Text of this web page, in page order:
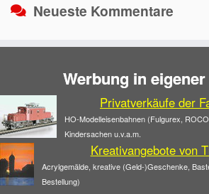
Neueste Kommentare
Werbung in
Privatverkäufe der
HO-Modelleisenbahnen (Fulgurex,
Kindersachen u.v.a.m.
Kreativangebote von
Acrylgemälde, kreative (Geld-)Geschenke,
Bestellung)